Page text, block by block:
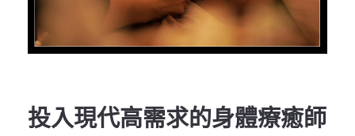
投入現代高需求的身體療癒師